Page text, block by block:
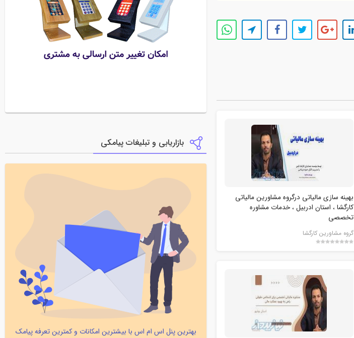
بھینه سازی مالیاتی درگروه مشاورین مالیاتی
کارگشا ، استان ادربیل ، خدمات مشاوره
تخصصی
گروه مشاورین کارگشا
بازاریابی و تبلیغات پیامکی
بهترین پنل اس ام اس با بیشترین امکانات و کمترین تعرفه پیامک